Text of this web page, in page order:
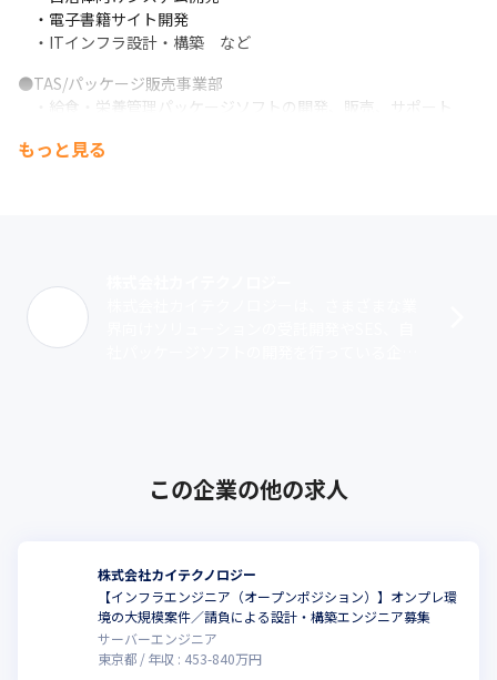
・電子書籍サイト開発
・ITインフラ設計・構築　など
●TAS/パッケージ販売事業部
・給食・栄養管理パッケージソフトの開発、販売、サポート
・オーダリング、電子カルテ等他システムとの連携
■当社の特徴
社会に貢献していきます。
★成長性があり安定した当社で一緒に働きませんか★
もっと見る
この企業の他の求人
株式会社カイテクノロジー
【インフラエンジニア（オープンポジション）】オンプレ環
境の大規模案件／請負による設計・構築エンジニア募集
サーバーエンジニア
東京都
年収 : 453-840万円